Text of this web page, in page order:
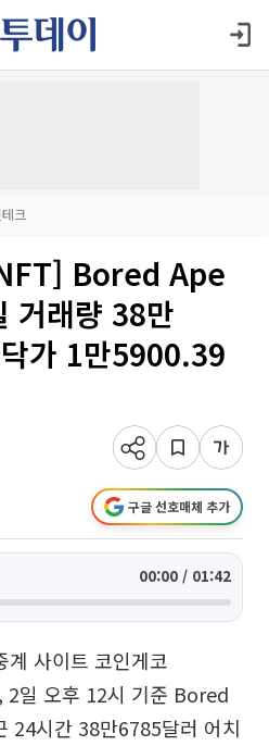
크
Bored Ape
래량 38만
가 1만5900.39
구글 선호매체 추가
00:00 / 01:42
계 사이트 코인게코
일 오후 12시 기준 Bored
시간 38만6785달러 어치